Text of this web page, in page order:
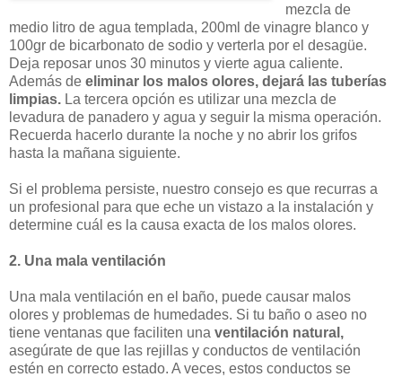
mezcla de
medio litro de agua templada, 200ml de vinagre blanco y
100gr de bicarbonato de sodio y verterla por el desagüe.
Deja reposar unos 30 minutos y vierte agua caliente.
Además de eliminar los malos olores, dejará las tuberías
limpias. La tercera opción es utilizar una mezcla de
levadura de panadero y agua y seguir la misma operación.
Recuerda hacerlo durante la noche y no abrir los grifos
hasta la mañana siguiente.
Si el problema persiste, nuestro consejo es que recurras a
un profesional para que eche un vistazo a la instalación y
determine cuál es la causa exacta de los malos olores.
2. Una mala ventilación
Una mala ventilación en el baño, puede causar malos
olores y problemas de humedades. Si tu baño o aseo no
tiene ventanas que faciliten una ventilación natural,
asegúrate de que las rejillas y conductos de ventilación
estén en correcto estado. A veces, estos conductos se